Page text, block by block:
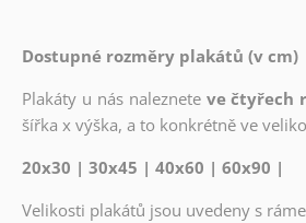
Dostupné rozměry plakátů (v cm)
Plakáty u nás naleznete ve čtyřech
šířka x výška, a to konkrétně ve
20x30 | 30x45 | 40x60 | 60x90 |
Velikosti plakátů jsou uvedeny s